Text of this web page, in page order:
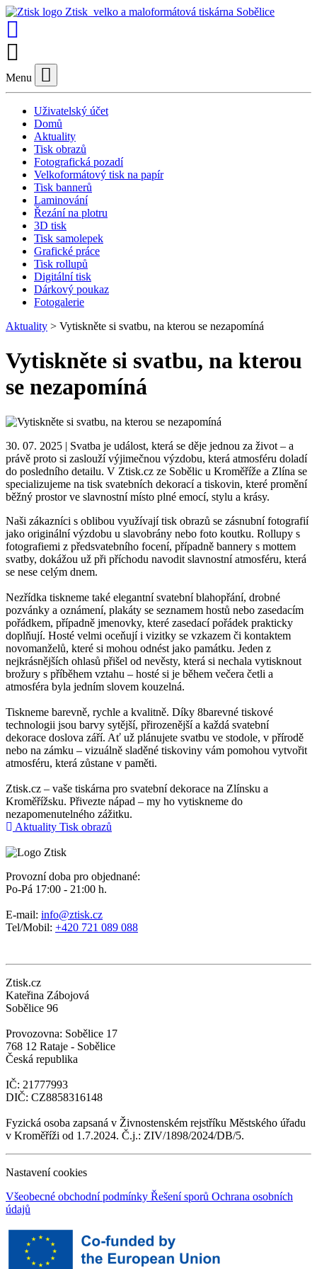
Ztisk velko a maloformátová tiskárna Sobělice
Menu
Zavřít
Uživatelský účet
Domů
Aktuality
Tisk obrazů
Fotografická pozadí
Velkoformátový tisk na papír
Tisk bannerů
Laminování
Řezání na plotru
3D tisk
Tisk samolepek
Grafické práce
Tisk rollupů
Digitální tisk
Dárkový poukaz
Fotogalerie
Aktuality > Vytiskněte si svatbu, na kterou se nezapomíná
Vytiskněte si svatbu, na kterou
se nezapomíná
30. 07. 2025 | Svatba je událost, která se děje jednou za život – a
právě proto si zaslouží výjimečnou výzdobu, která atmosféru doladí
do posledního detailu. V Ztisk.cz ze Sobělic u Kroměříže a Zlína se
specializujeme na tisk svatebních dekorací a tiskovin, které promění
běžný prostor ve slavnostní místo plné emocí, stylu a krásy.
Naši zákazníci s oblibou využívají tisk obrazů se zásnubní fotografií
jako originální výzdobu u slavobrány nebo foto koutku. Rollupy s
fotografiemi z předsvatebního focení, případně bannery s mottem
svatby, dokážou už při příchodu navodit slavnostní atmosféru, která
se nese celým dnem.
Nezřídka tiskneme také elegantní svatební blahopřání, drobné
pozvánky a oznámení, plakáty se seznamem hostů nebo zasedacím
pořádkem, případně jmenovky, které zasedací pořádek prakticky
doplňují. Hosté velmi oceňují i vizitky se vzkazem či kontaktem
novomanželů, které si mohou odnést jako památku. Jeden z
nejkrásnějších ohlasů přišel od nevěsty, která si nechala vytisknout
brožury s příběhem vztahu – hosté si je během večera četli a
atmosféra byla jedním slovem kouzelná.
Tiskneme barevně, rychle a kvalitně. Díky 8barevné tiskové
technologii jsou barvy sytější, přirozenější a každá svatební
dekorace doslova září. Ať už plánujete svatbu ve stodole, v přírodě
nebo na zámku – vizuálně sladěné tiskoviny vám pomohou vytvořit
atmosféru, která zůstane v paměti.
Ztisk.cz – vaše tiskárna pro svatební dekorace na Zlínsku a
Kroměřížsku. Přivezte nápad – my ho vytiskneme do
nezapomenutelného zážitku.
Aktuality Tisk obrazů
Provozní doba pro objednané:
Po-Pá 17:00 - 21:00 h.
E-mail: info@ztisk.cz
Tel/Mobil: +420 721 089 088
Ztisk.cz
Kateřina Zábojová
Sobělice 96
Provozovna: Sobělice 17
768 12 Rataje - Sobělice
Česká republika
IČ: 21777993
DIČ: CZ8858316148
Fyzická osoba zapsaná v Živnostenském rejstříku Městského úřadu
v Kroměříži od 1.7.2024. Č.j.: ZIV/1898/2024/DB/5.
Nastavení cookies
Všeobecné obchodní podmínky Řešení sporů Ochrana osobních
údajů